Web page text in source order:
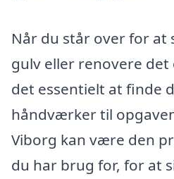
Når du står over for at
gulv eller renovere
det essentielt at finde
håndværker til
Viborg kan være den
du har brug for, for at